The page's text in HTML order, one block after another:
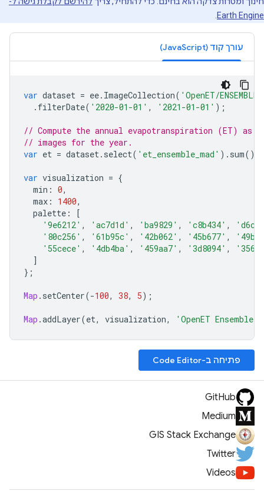
Earth Engine
עורך קוד (JavaScript)
var dataset = ee. ImageCollection( 'OpenET/
. filterDate( '2020-01-01' , '2021-01-01' );
// Compute the annual evapotranspiration (ET) as
// images for the year.
var et = dataset. select( 'et_ensemble_mad' ). sum();
var visualization = {
min : 0,
max : 1400,
palette :
[
'9e6212' , 'ac7d1d' , 'ba9829' , 'c8b434' ,
'80c256' , '61b95c' , '42b062' , '45b677' ,
'55cece' , '4db4ba' , '459aa7' , '3d8094' ,
]
};
Map . setCenter(-100, 38, 5);
Map .addLayer(et, visualization, 'OpenET Ensemble
פתיחה ב-Code Editor
GitHub
Medium
GIS Stack Exchange
Twitter
Videos